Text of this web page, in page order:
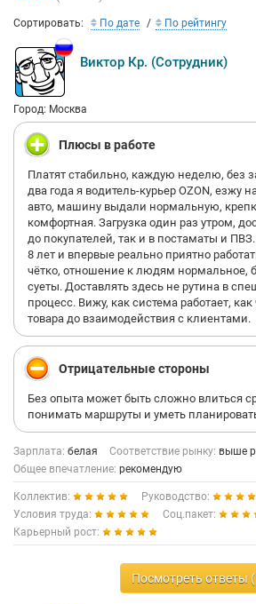
Сортировать: По дате По рейтингу
Виктор Кр. (Сотрудник)
Город: Москва
Плюсы в работе
Платят стабильно, каждую неделю, без
два года я водитель-курьер OZON, езжу
авто, машину выдали нормальную,
комфортная. Загрузка один раз утром,
до покупателей, так и в постаматы и
8 лет и впервые реально приятно
чётко, отношение к людям нормальное,
суеты. Доставлять здесь не рутина в
процесс. Вижу, как система работает,
товара до взаимодействия с клиентами.
Отрицательные стороны
Без опыта может быть сложно влиться
понимать маршруты и уметь
Зарплата: белая Соответствие рынку: выше
Общее впечатление: рекомендую
Коллектив:
Руководство:
Условия труда:
Соц.пакет:
Карьерный рост:
Посмотреть ответы